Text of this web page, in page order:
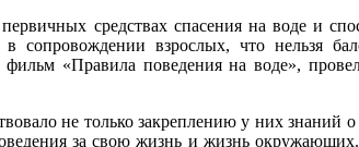
средствах спасения на воде и
взрослых, что нельзя
«Правила поведения на воде»,
не только закреплению у них знаний о
за свою жизнь и жизнь